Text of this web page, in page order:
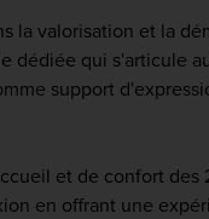
la valorisation et la
dédiée qui s'articule
support
et de confort
en offrant une